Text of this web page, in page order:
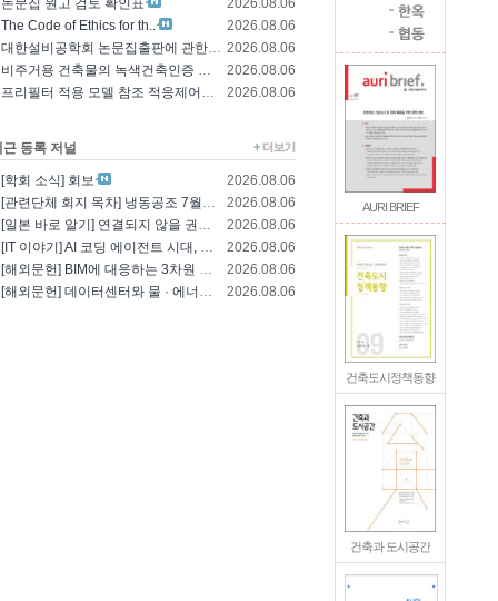
AURI BRIEF
건축도시정책동향
건축과 도시공간
논문집 원고 검토 확인표
2026.08.06
The Code of Ethics for th..
2026.08.06
대한설비공학회 논문집출판에 관한 윤리규정 2026.08.06
비주거용 건축물의 녹색건축인증 에너지 및 환경..
2026.08.06
프리필터 적용 모델 참조 적응제어에 의한 가변..
2026.08.06
근 등록 저널
[학회 소식] 회보
2026.08.06
[관련단체 회지 목차] 냉동공조 7월호(한국냉..
2026.08.06
[일본 바로 알기] 연결되지 않을 권리를 찾는..
2026.08.06
[IT 이야기] AI 코딩 에이전트 시대, 엔..
2026.08.06
[해외문헌] BIM에 대응하는 3차원 건축 설..
2026.08.06
[해외문헌] 데이터센터와 물 · 에너지의 통합..
2026.08.06